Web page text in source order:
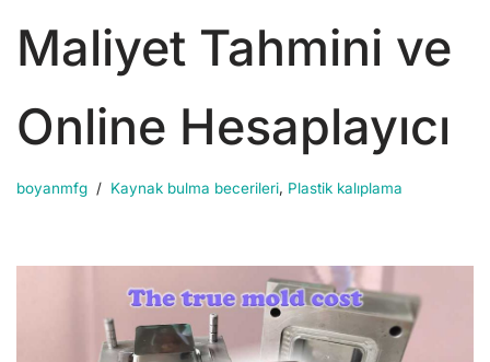
Maliyet Tahmini ve
Online Hesaplayıcı
boyanmfg Kaynak bulma becerileri, Plastik kalıplama